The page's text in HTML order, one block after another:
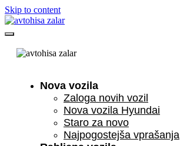
Skip to content
Nova vozila
Zaloga novih vozil
Nova vozila Hyundai
Staro za novo
Najpogostejša vprašanja